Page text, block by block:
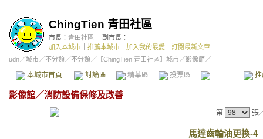
ChingTien 青田社區
市長： 青田社區
副市長：
加入本城市
推薦本城市 加入我的最愛
訂閱最新文章
udn／城市／不分類 ／不分類 ／ 【ChingTien 青田社區】城市／影像館／
本城市首頁 討論區 精華區 投票區 影像館
影像館／消防設備保修及改善
第 張
馬達齒輪油更換-4